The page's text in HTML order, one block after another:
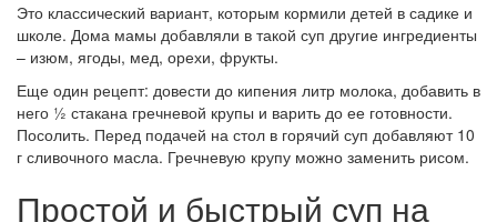
Это классический вариант, которым кормили детей в садике и
школе. Дома мамы добавляли в такой суп другие ингредиенты
– изюм, ягоды, мед, орехи, фрукты.
Еще один рецепт: довести до кипения литр молока, добавить в
него ½ стакана гречневой крупы и варить до ее готовности.
Посолить. Перед подачей на стол в горячий суп добавляют 10
г сливочного масла. Гречневую крупу можно заменить рисом.
Простой и быстрый суп на